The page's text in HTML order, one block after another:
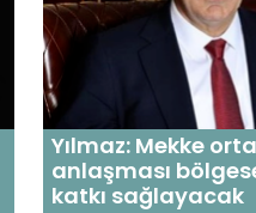
Yılmaz: Mekke
anlaşması
katkı sağlayacak